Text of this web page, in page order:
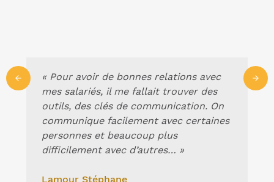
« Pour avoir de bonnes relations avec
mes salariés, il me fallait trouver des
outils, des clés de communication. On
communique facilement avec certaines
personnes et beaucoup plus
difficilement avec d’autres… »
Lamour Stéphane